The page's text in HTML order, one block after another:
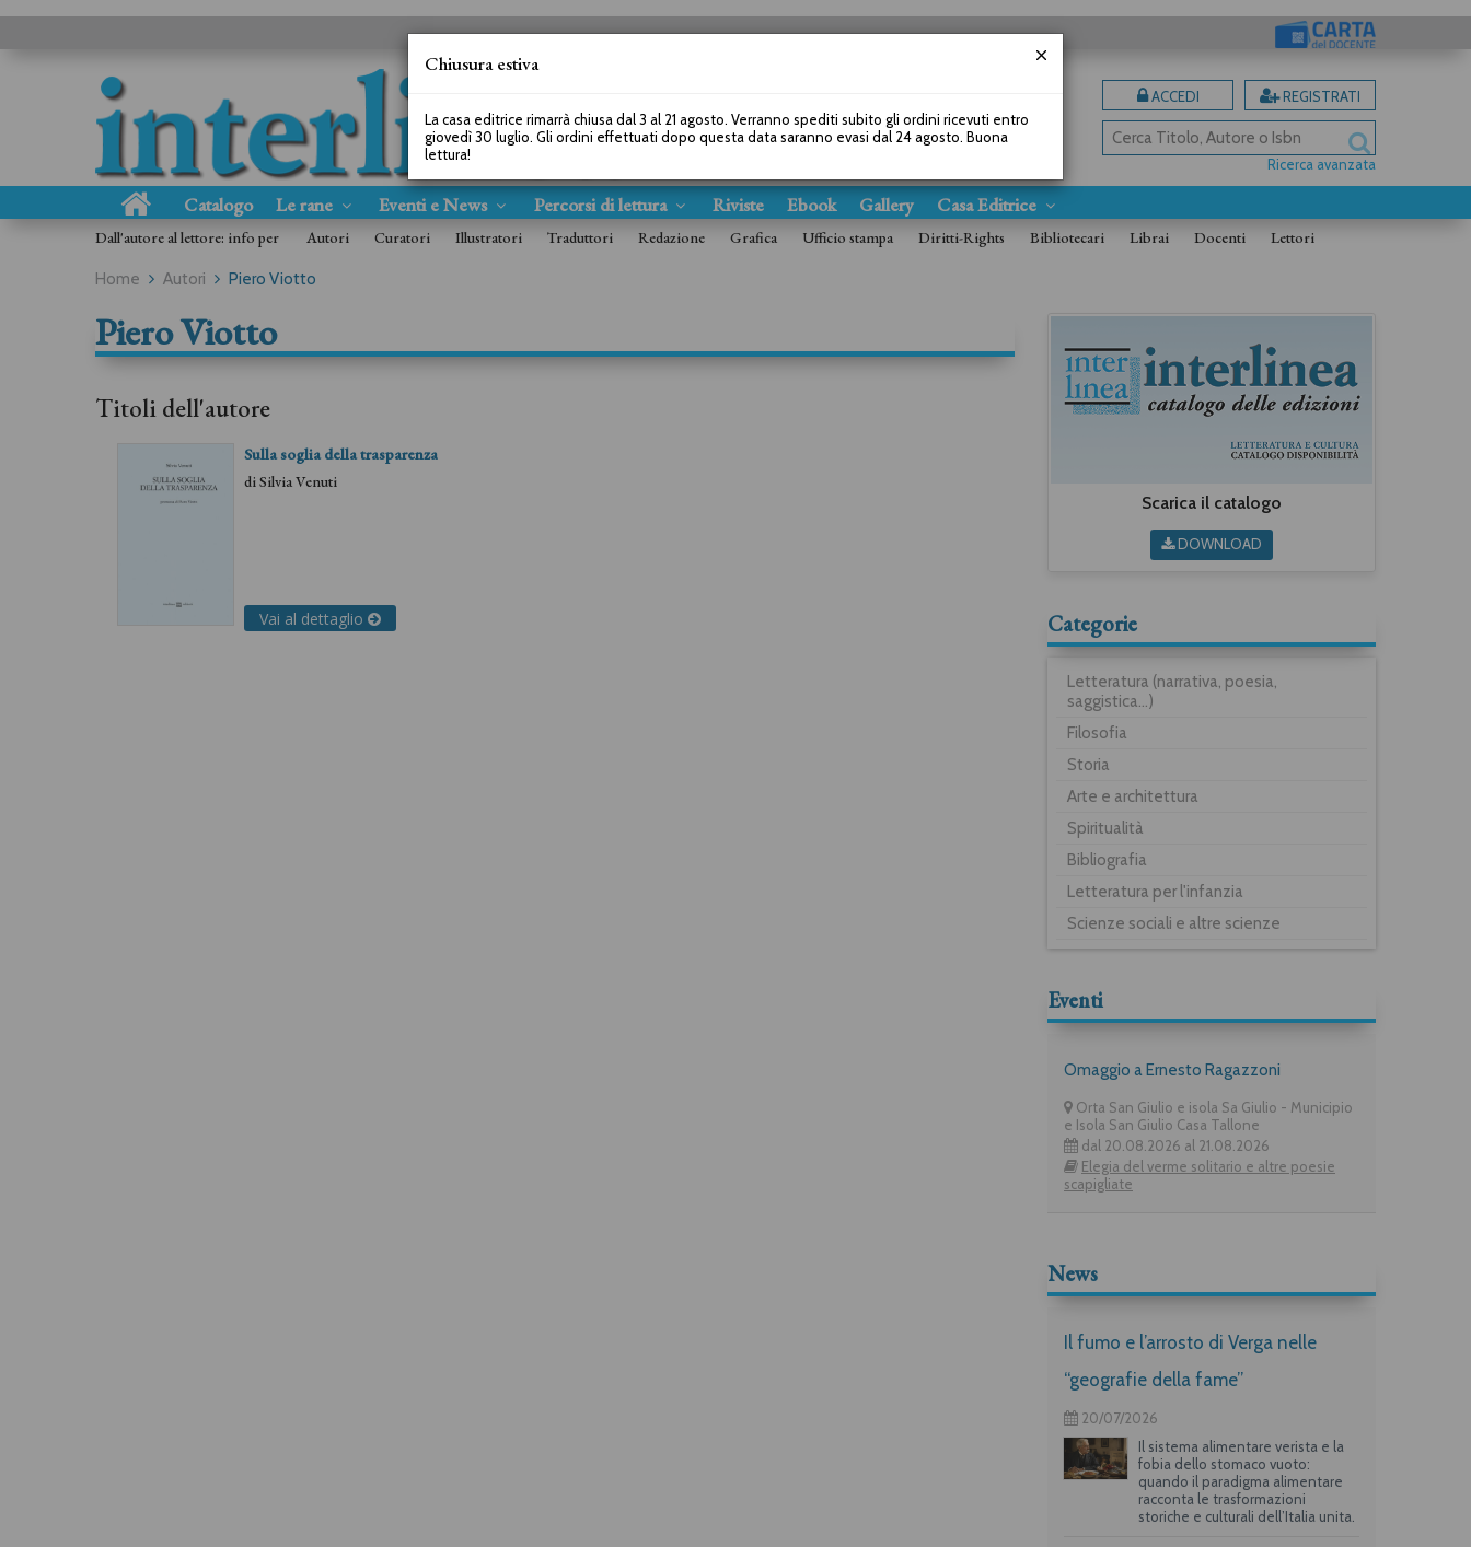
ACCEDI REGISTRATI
Ricerca avanzata
Catalogo Le rane Eventi e News Percorsi di lettura Riviste Ebook Gallery Casa Editrice
Dall'autore al lettore: info per Autori Curatori Illustratori Traduttori Redazione Grafica Ufficio stampa Diritti-Rights Bibliotecari Librai Docenti Lettori
Home Autori Piero Viotto
Piero Viotto
Titoli dell'autore
Sulla soglia della trasparenza
diSilvia Venuti
Vai al dettaglio
Scarica il catalogo
DOWNLOAD
Categorie
Letteratura (narrativa, poesia,
saggistica...)
Filosofia
Storia
Arte e architettura
Spiritualità
Bibliografia
Letteratura per l'infanzia
Scienze sociali e altre scienze
Eventi
Omaggio a Ernesto Ragazzoni
Orta San Giulio e isola Sa Giulio - Municipio
e Isola San Giulio Casa Tallone
dal 20.08.2026 al 21.08.2026
Elegia del verme solitario e altre poesie
scapigliate
News
Il fumo e l’arrosto di Verga nelle
“geografie della fame”
20/07/2026
Il sistema alimentare verista e la
fobia dello stomaco vuoto:
quando il paradigma alimentare
racconta le trasformazioni
storiche e culturali dell’Italia unita.
Chiusura estiva
La casa editrice rimarrà chiusa dal 3 al 21 agosto. Verranno spediti subito gli ordini ricevuti entro
giovedì 30 luglio. Gli ordini effettuati dopo questa data saranno evasi dal 24 agosto. Buona
lettura!